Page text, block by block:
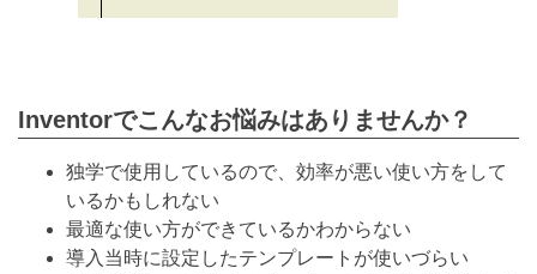
Inventorでこんなお悩みはありませんか？
独学で使用しているので、効率が悪い使い方をして
いるかもしれない
最適な使い方ができているかわからない
導入当時に設定したテンプレートが使いづらい